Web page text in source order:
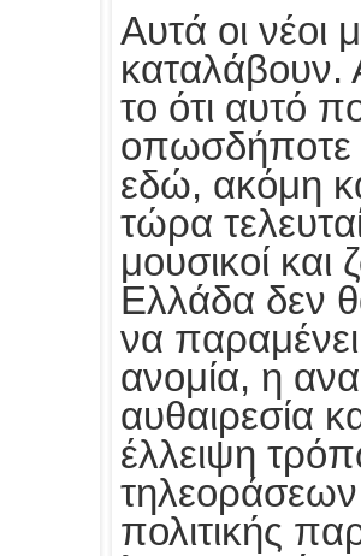
Αυτά οι νέοι
καταλάβουν.
το ότι αυτό
οπωσδήποτε
εδώ, ακόμη
τώρα
μουσικοί
Ελλάδα δεν
να
ανομία, η
αυθαιρεσία
έλλειψη
πολιτικής